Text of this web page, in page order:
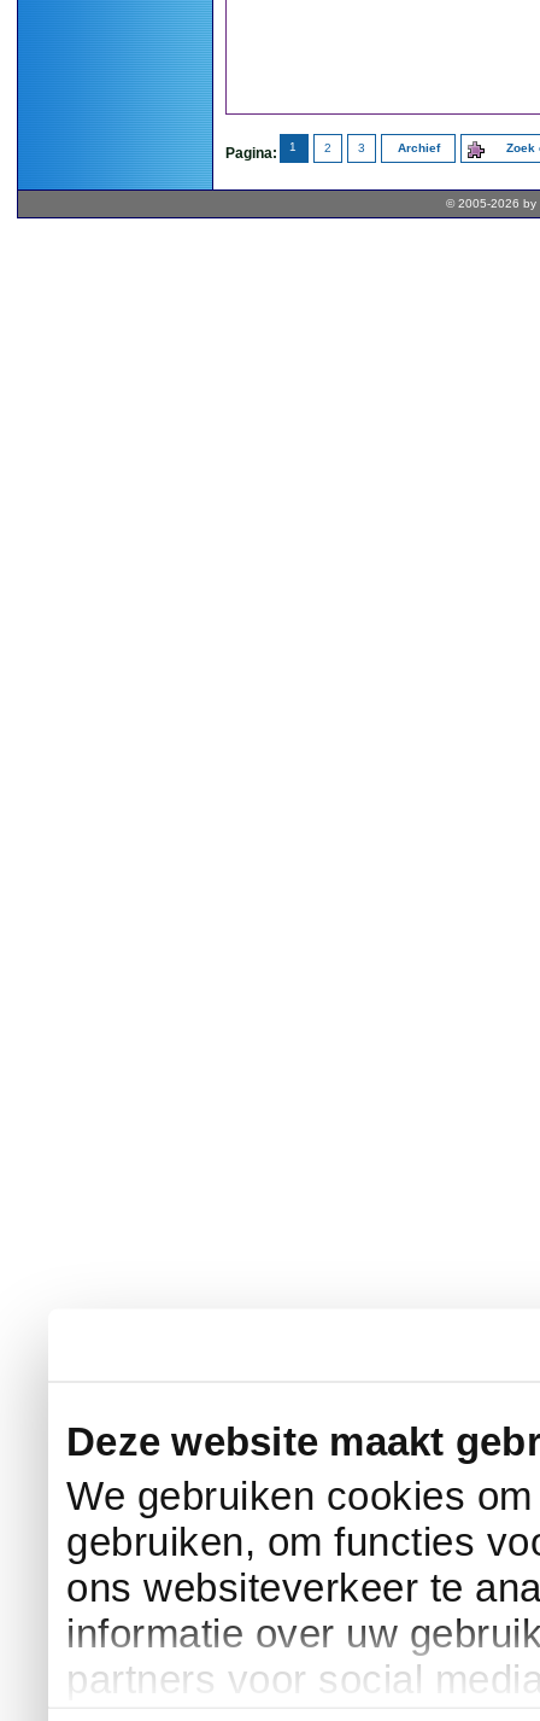
Deze website maakt
We gebruiken cookies
gebruiken, om functies
ons websiteverkeer te
informatie over uw
partners voor social
Pagina: 1 2 3 Archief Zoek
© 2005-2026 by